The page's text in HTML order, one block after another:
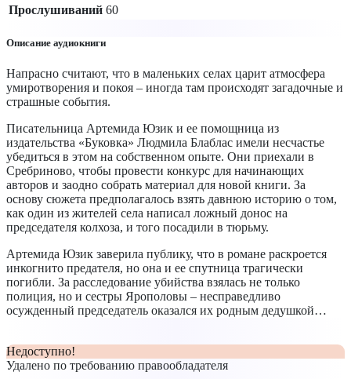
Прослушиваний 60
Описание аудиокниги
Напрасно считают, что в маленьких селах царит атмосфера
умиротворения и покоя – иногда там происходят загадочные и
страшные события.
Писательница Артемида Юзик и ее помощница из
издательства «Буковка» Людмила Блаблас имели несчастье
убедиться в этом на собственном опыте. Они приехали в
Сребриново, чтобы провести конкурс для начинающих
авторов и заодно собрать материал для новой книги. За
основу сюжета предполагалось взять давнюю историю о том,
как один из жителей села написал ложный донос на
председателя колхоза, и того посадили в тюрьму.
Артемида Юзик заверила публику, что в романе раскроется
инкогнито предателя, но она и ее спутница трагически
погибли. За расследование убийства взялась не только
полиция, но и сестры Ярополовы – несправедливо
осужденный председатель оказался их родным дедушкой…
Недоступно!
Удалено по требованию правообладателя